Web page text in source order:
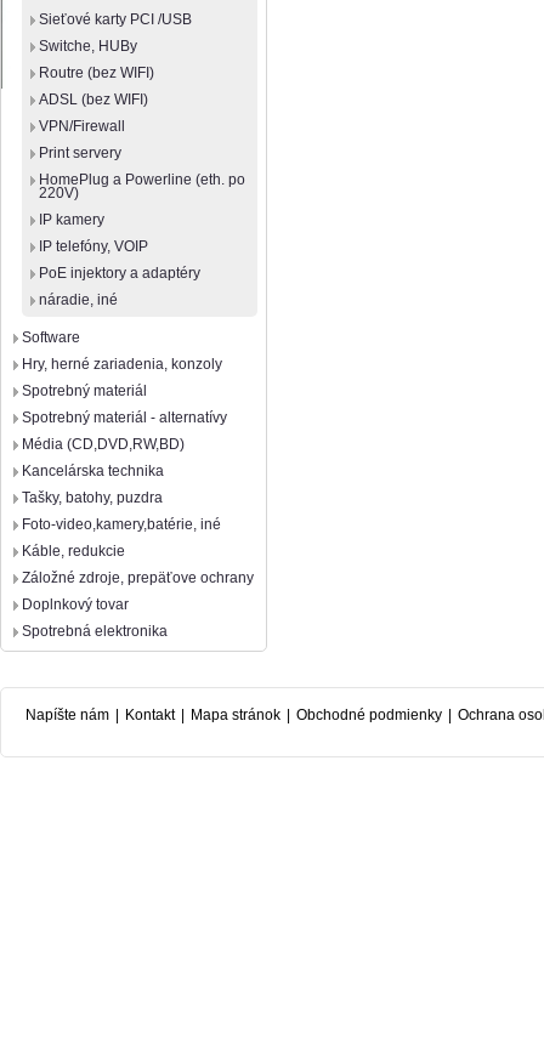
Sieťové karty PCI /USB
Switche, HUBy
Routre (bez WIFI)
ADSL (bez WIFI)
VPN/Firewall
Print servery
HomePlug a Powerline (eth. po
220V)
IP kamery
IP telefóny, VOIP
PoE injektory a adaptéry
náradie, iné
Software
Hry, herné zariadenia, konzoly
Spotrebný materiál
Spotrebný materiál - alternatívy
Média (CD,DVD,RW,BD)
Kancelárska technika
Tašky, batohy, puzdra
Foto-video,kamery,batérie, iné
Káble, redukcie
Záložné zdroje, prepäťove ochrany
Doplnkový tovar
Spotrebná elektronika
Napíšte nám Kontakt Mapa stránok Obchodné podmienky Ochrana